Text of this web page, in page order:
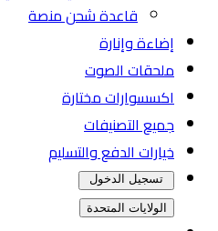
قاعدة شحن منصة
إضاءة وإنارة
ملحقات الصوت
اكسسوارات مختارة
جميع التصنيفات
خيارات الدفع والتسليم
تسجيل الدخول
الولايات المتحدة